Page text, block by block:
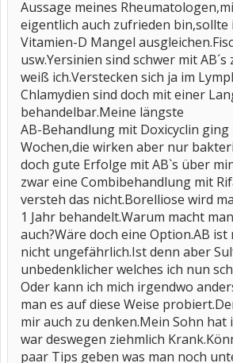
Aussage meines
eigentlich auch zufrieden bin,sollte
Vitamien-D Mangel
usw.Yersinien sind schwer mit
weiß ich.Verstecken sich ja im
Chlamydien sind doch mit einer
behandelbar.Meine längste
AB-Behandlung mit Doxicyclin ging
Wochen,die wirken aber nur
doch gute Erfolge mit AB`s über
zwar eine Combibehandlung mit
versteh das nicht.Borelliose wird
1 Jahr behandelt.Warum macht
auch?Wäre doch eine Option.AB
nicht ungefährlich.Ist denn aber
unbedenklicher welches ich nun
Oder kann ich mich irgendwo
man es auf diese Weise
mir auch zu denken.Mein Sohn hat
war deswegen ziehmlich
paar Tips geben was man noch